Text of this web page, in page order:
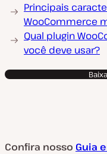
Principais
WooCommerce
Qual plugin
você deve usar?
Confira nosso Guia